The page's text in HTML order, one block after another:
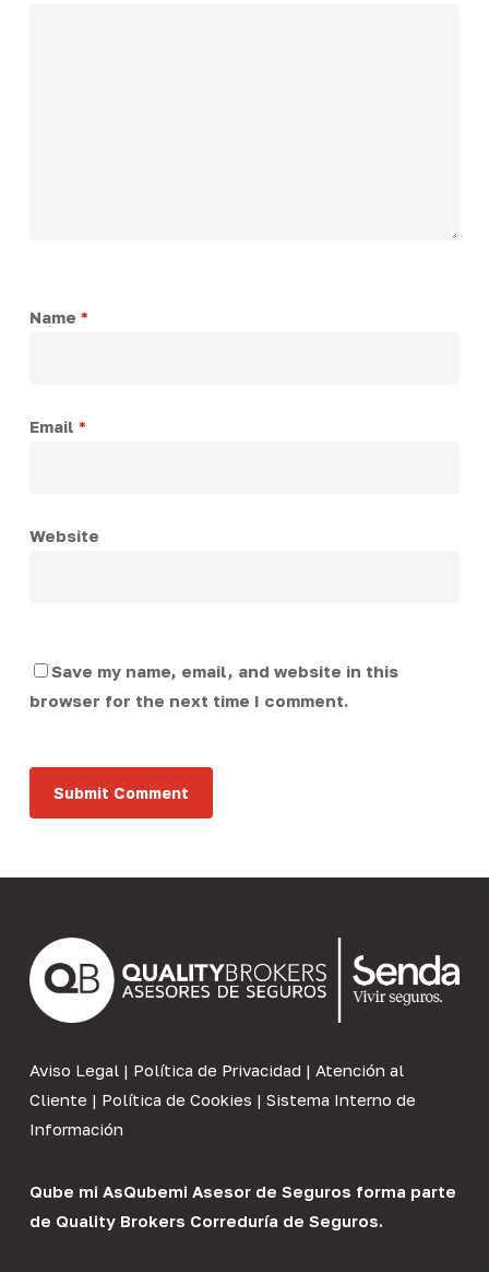
Name *
Email *
Website
Save my name, email, and website in this
browser for the next time I comment.
Aviso Legal| Política de Privacidad | Atención al
Cliente | Política de Cookies | Sistema Interno de
Información
Qube mi AsQubemi Asesor de Seguros forma parte
de Quality Brokers Correduría de Seguros.